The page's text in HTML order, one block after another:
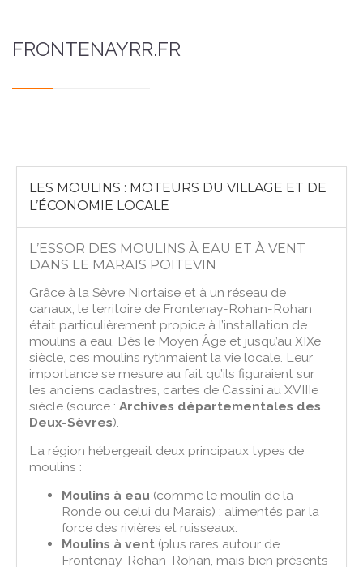
FRONTENAYRR.FR
LES MOULINS : MOTEURS DU VILLAGE ET DE
L’ÉCONOMIE LOCALE
L’ESSOR DES MOULINS À EAU ET À VENT
DANS LE MARAIS POITEVIN
Grâce à la Sèvre Niortaise et à un réseau de
canaux, le territoire de Frontenay-Rohan-Rohan
était particulièrement propice à l’installation de
moulins à eau. Dès le Moyen Âge et jusqu’au XIXe
siècle, ces moulins rythmaient la vie locale. Leur
importance se mesure au fait qu’ils figuraient sur
les anciens cadastres, cartes de Cassini au XVIIIe
siècle (source :Archives départementales des
Deux-Sèvres).
La région hébergeait deux principaux types de
moulins :
Moulins à eau (comme le moulin de la
Ronde ou celui du Marais) : alimentés par la
force des rivières et ruisseaux.
Moulins à vent (plus rares autour de
Frontenay-Rohan-Rohan, mais bien présents